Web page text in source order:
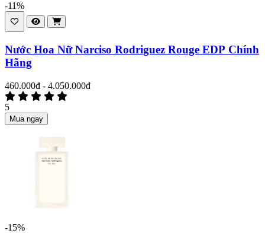
-11%
Nước Hoa Nữ Narciso Rodriguez Rouge EDP Chính
Hãng
460.000đ - 4.050.000đ
5
Mua ngay
-15%